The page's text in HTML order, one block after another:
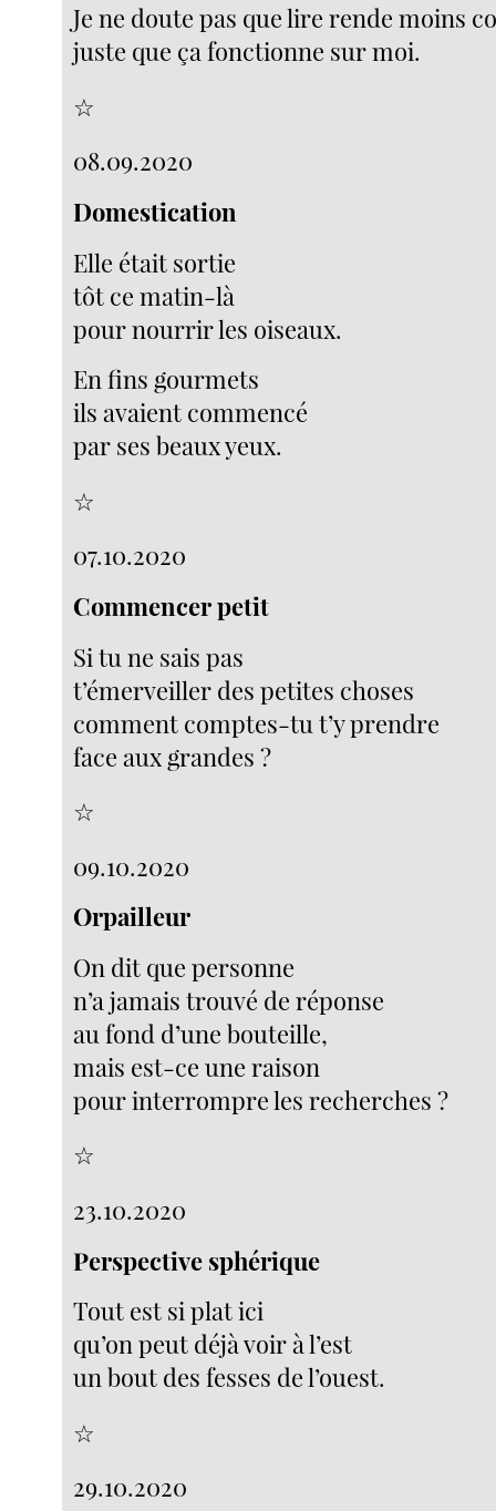
Je ne doute pas que lire rende moins
juste que ça fonctionne sur moi.
☆
08.09.2020
Domestication
Elle était sortie
tôt ce matin-là
pour nourrir les oiseaux.
En fins gourmets
ils avaient commencé
par ses beaux yeux.
☆
07.10.2020
Commencer petit
Si tu ne sais pas
t’émerveiller des petites choses
comment comptes-tu t’y prendre
face aux grandes ?
☆
09.10.2020
Orpailleur
On dit que personne
n’a jamais trouvé de réponse
au fond d’une bouteille,
mais est-ce une raison
pour interrompre les recherches ?
☆
23.10.2020
Perspective sphérique
Tout est si plat ici
qu’on peut déjà voir à l’est
un bout des fesses de l’ouest.
☆
29.10.2020